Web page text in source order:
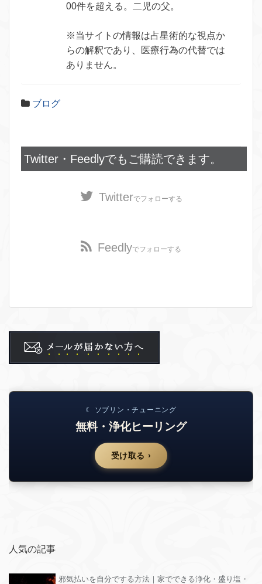
00件を超える。二児の父。
※当サイトの情報は占星術的な視点か
らの解釈であり、医療行為の代替では
ありません。
ブログ
Twitter・Feedlyでもご購読できます。
Twitterでフォローする
Feedlyでフォローする
☾ ソブリン・チューニング
無料・浄化ヒーリング
受け取る ›
人気の記事
邪気払いを自分でする方法｜家でできる浄化・盛り塩・